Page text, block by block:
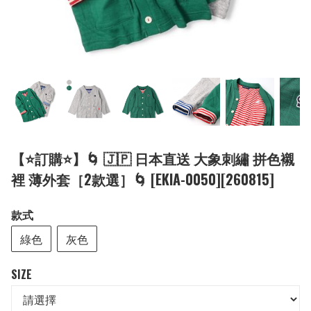
【⭐訂購⭐】🌀 🇯🇵 日本直送 大象刺繡 拼色襯
裡 薄外套［2款選］🌀 [EKIA-0050][260815]
款式
綠色
灰色
SIZE